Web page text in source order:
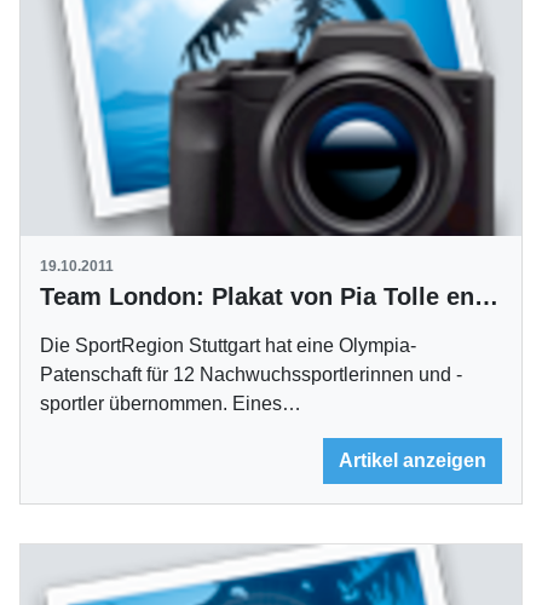
19.10.2011
Team London: Plakat von Pia Tolle enthüllt
Die SportRegion Stuttgart hat eine Olympia-
Patenschaft für 12 Nachwuchssportlerinnen und -
sportler übernommen. Eines…
Artikel anzeigen